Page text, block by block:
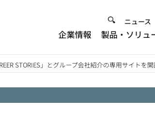
ニュース
企業情報 製品・ソリュ
STORIES」とグループ会社紹介の専用サイトを